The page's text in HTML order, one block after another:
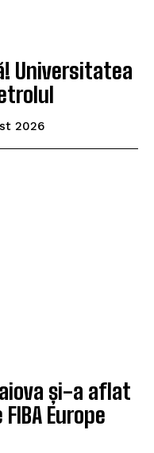
Universitatea
2026
și-a aflat
Europe